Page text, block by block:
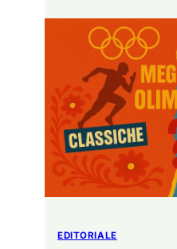
EDITORIALE